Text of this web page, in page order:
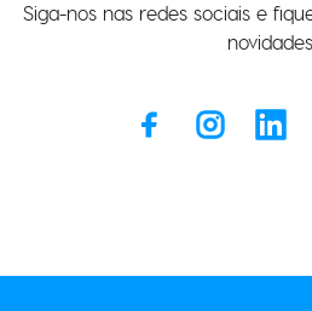
Siga-nos nas redes sociais e
novidades.